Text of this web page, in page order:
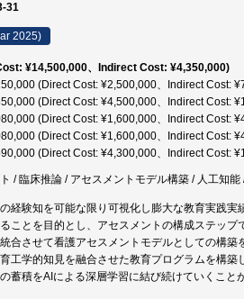
31
2025)
¥14,500,000、Indirect Cost: ¥4,350,000)
(Direct Cost: ¥2,500,000、Indirect Cost:
(Direct Cost: ¥4,500,000、Indirect Cost:
(Direct Cost: ¥1,600,000、Indirect Cost:
(Direct Cost: ¥1,600,000、Indirect Cost:
(Direct Cost: ¥4,300,000、Indirect Cost:
/ 臨床推論 / アセスメントモデル構築 / 人工知能
経験知を可能な限り可視化し膨大な教育実践
ことを目的とし、アセスメントの構成ステッ
合させて看護アセスメントモデルとしての構
工学的知見を融合させた教育プログラムを構
蓄積をAIによる深層学習に結び続けていくこと